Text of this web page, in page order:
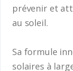
prévenir et
au soleil.
Sa formule
solaires à